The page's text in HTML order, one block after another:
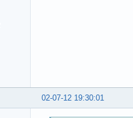
02-07-12 19:30:01